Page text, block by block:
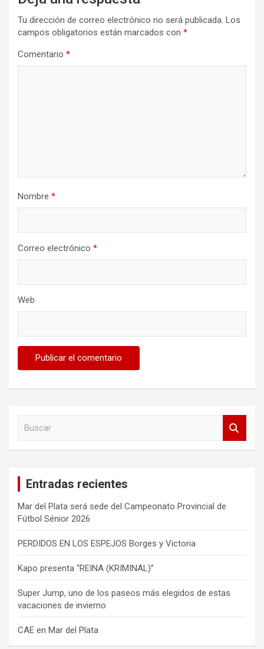
Tu dirección de correo electrónico no será publicada. Los
campos obligatorios están marcados con *
Comentario *
Nombre *
Correo electrónico *
Web
Entradas recientes
Mar del Plata será sede del Campeonato Provincial de
Fútbol Sénior 2026
PERDIDOS EN LOS ESPEJOS Borges y Victoria
Kapo presenta “REINA (KRIMINAL)”
Super Jump, uno de los paseos más elegidos de estas
vacaciones de invierno
CAE en Mar del Plata